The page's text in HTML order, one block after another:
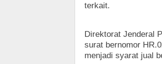
terkait.
Direktorat Jenderal
surat bernomor
menjadi syarat jual